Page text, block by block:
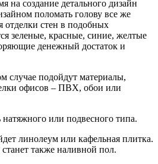
на создание детального дизайн
поломать голову все же
отделки стен в подобных
зеленые, красные, синие, желтые
денежный достаток и
случае подойдут материалы,
офисов – ПВХ, обои или
или подвесного типа.
линолеум или кафельная плитка.
также наливной пол.